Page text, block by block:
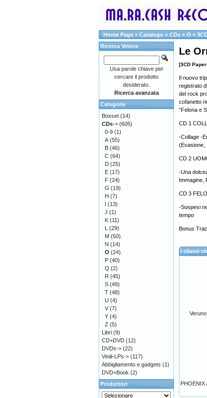
Home Page » Catalogo » CDs » O »
Le
[3CD
Il nuovo
registrato
del rock
cofanetto
“Felona e
CD 1
-Collage -
(Evasione,
CD 2
-Una
Immagine,
CD 3
-Sospesi
tempo
Bonus
I clienti
PHOENIX
Ricerca Veloce
Usa parole chiave per
cercare il prodotto
desiderato.
Ricerca avanzata
Categorie
Boxset (14)
CDs-> (605)
0-9 (1)
A (55)
B (46)
C (64)
D (25)
E (17)
F (24)
G (19)
H (7)
I (13)
J (1)
K (11)
L (29)
M (50)
N (14)
O (24)
P (40)
Q (2)
R (45)
S (49)
T (48)
U (4)
V (7)
Y (4)
Z (5)
Libri (9)
CD+DVD (12)
DVDs-> (22)
Vinili-LPs-> (117)
Abbigliamento e gadgets (1)
DVD+Book (2)
Produttori